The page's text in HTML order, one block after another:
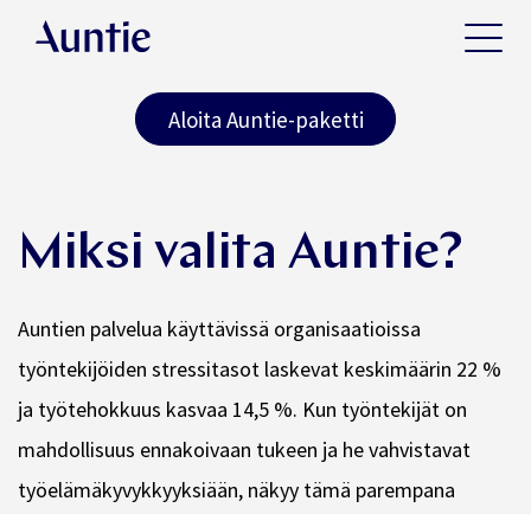
Aloita Auntie-paketti
Miksi valita Auntie?
Auntien palvelua käyttävissä organisaatioissa
työntekijöiden stressitasot laskevat keskimäärin 22 %
ja työtehokkuus kasvaa 14,5 %. Kun työntekijät on
mahdollisuus ennakoivaan tukeen ja he vahvistavat
työelämäkyvykkyyksiään, näkyy tämä parempana